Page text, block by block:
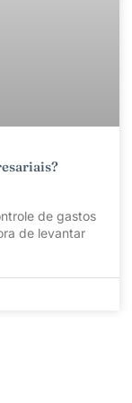
de gastos
de levantar